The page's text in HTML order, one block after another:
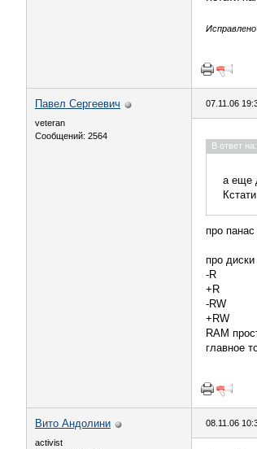
Павел Сергеевич
veteran
Сообщений: 2564
07.11.06
В ответ на:
а еще
про
про
-R
+R
-RW
+RW
RAM
главное
Вито Андолини
activist
08.11.06